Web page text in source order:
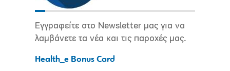
Εγγραφείτε στο Newsletter μας για να
λαμβάνετε τα νέα και τις παροχές μας.
Health_e Bonus Card